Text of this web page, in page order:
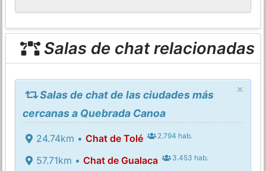
Salas de chat relacionadas
×
Salas de chat de las ciudades más
cercanas a Quebrada Canoa
24.74km • Chat de Tolé 2.794 hab.
57.71km • Chat de Gualaca 3.453 hab.